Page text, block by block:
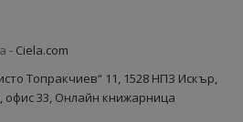
- Ciela.com
Топракчиев“ 11, 1528 НПЗ Искър,
офис 33, Онлайн книжарница